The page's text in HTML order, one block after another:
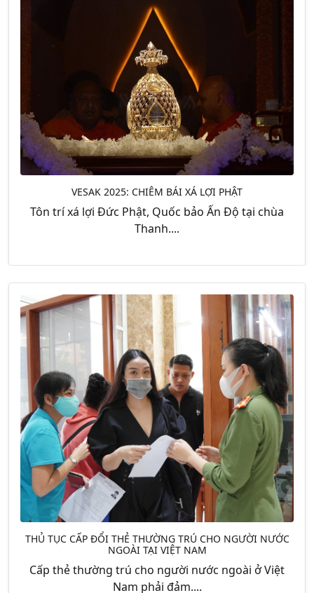
VESAK 2025: CHIÊM BÁI XÁ LỢI PHẬT
Tôn trí xá lợi Đức Phật, Quốc bảo Ấn Độ tại chùa
Thanh....
THỦ TỤC CẤP ĐỔI THẺ THƯỜNG TRÚ CHO NGƯỜI NƯỚC
NGOÀI TẠI VIỆT NAM
Cấp thẻ thường trú cho người nước ngoài ở Việt
Nam phải đảm....